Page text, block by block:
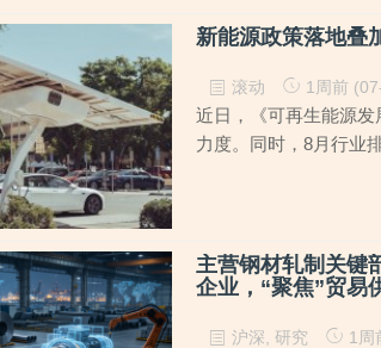
新能源政策落地叠
滚动 1周前
近日，《可再生能源发
力度。同时，8月行业
主营钢材轧制关键
企业，“聚焦”贸易
沪深 研究 1周